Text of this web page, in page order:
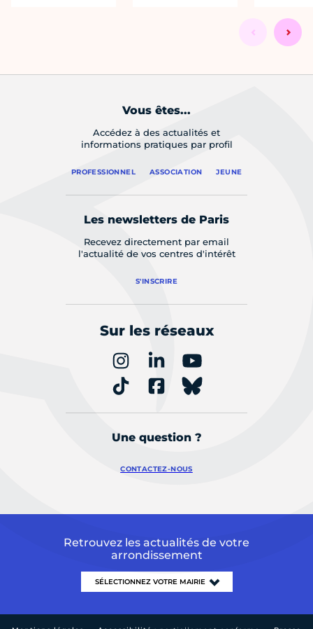
Vous êtes...
Accédez à des actualités et
informations pratiques par profil
PROFESSIONNEL ASSOCIATION JEUNE
Les newsletters de Paris
Recevez directement par email
l'actualité de vos centres d'intérêt
S'INSCRIRE
Sur les réseaux
Une question ?
CONTACTEZ-NOUS
Retrouvez les actualités de votre
arrondissement